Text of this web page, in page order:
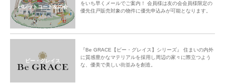
パレットコート友の会
をいち早くメールでご案内！ 会員様は友の会会員様限定の
優先住戸販売対象の物件に優先申込みが可能となります。
ビー・グレイス
『Be GRACE【ビー・グレイス】シリーズ』 住まいの内外
に質感豊かなマテリアルを採用し周辺の家々に際立つよう
な、優美で美しい街並みを創造。